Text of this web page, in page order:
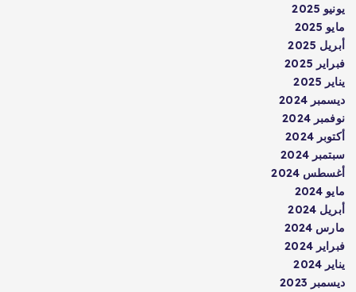
يونيو 2025
مايو 2025
أبريل 2025
فبراير 2025
يناير 2025
ديسمبر 2024
نوفمبر 2024
أكتوبر 2024
سبتمبر 2024
أغسطس 2024
مايو 2024
أبريل 2024
مارس 2024
فبراير 2024
يناير 2024
ديسمبر 2023